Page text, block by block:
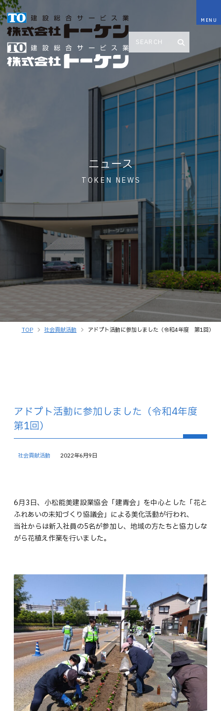
ニュース
TOKEN NEWS
TOP 社会貢献活動 アドプト活動に参加しました（令和4年度 第1回）
アドプト活動に参加しました（令和4年度
第1回）
社会貢献活動 2022年6月9日
6月3日、小松能美建設業協会「建青会」を中心とした「花と
ふれあいの未知づくり協議会」による美化活動が行われ、
当社からは新入社員の5名が参加し、地域の方たちと協力しな
がら花植え作業を行いました。